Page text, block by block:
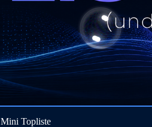
Mini Topliste